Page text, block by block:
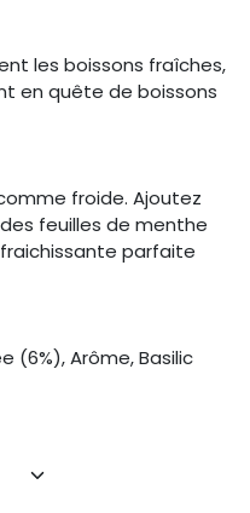
les boissons fraîches,
en quête de boissons
froide. Ajoutez
feuilles de menthe
parfaite
(6%), Arôme, Basilic